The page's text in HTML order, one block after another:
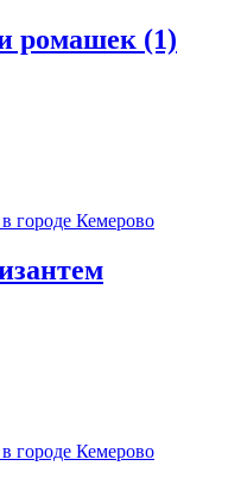
ромашек (1)